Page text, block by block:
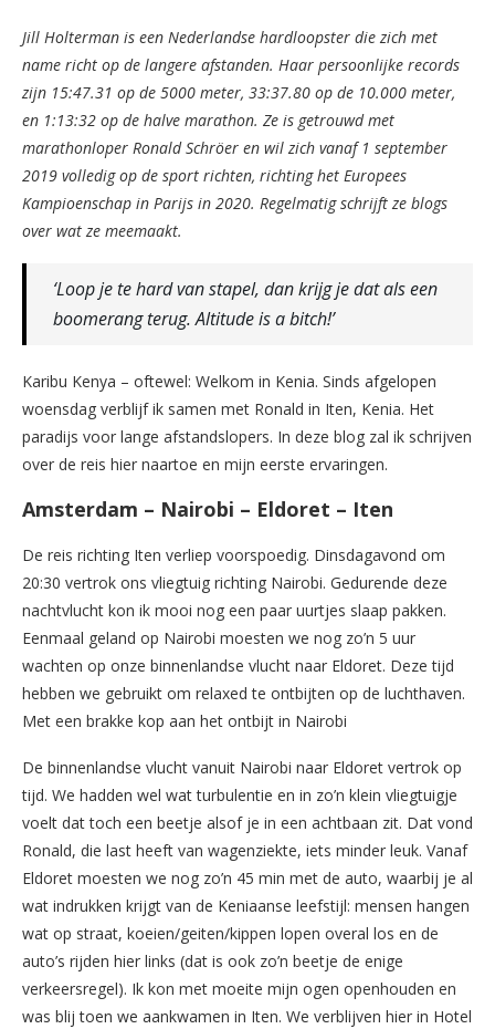
Jill Holterman is een Nederlandse hardloopster die zich met
name richt op de langere afstanden. Haar persoonlijke records
zijn 15:47.31 op de 5000 meter, 33:37.80 op de 10.000 meter,
en 1:13:32 op de halve marathon. Ze is getrouwd met
marathonloper Ronald Schröer en wil zich vanaf 1 september
2019 volledig op de sport richten, richting het Europees
Kampioenschap in Parijs in 2020. Regelmatig schrijft ze blogs
over wat ze meemaakt.
‘Loop je te hard van stapel, dan krijg je dat als een
boomerang terug. Altitude is a bitch!’
Karibu Kenya – oftewel: Welkom in Kenia. Sinds afgelopen
woensdag verblijf ik samen met Ronald in Iten, Kenia. Het
paradijs voor lange afstandslopers. In deze blog zal ik schrijven
over de reis hier naartoe en mijn eerste ervaringen.
Amsterdam – Nairobi – Eldoret – Iten
De reis richting Iten verliep voorspoedig. Dinsdagavond om
20:30 vertrok ons vliegtuig richting Nairobi. Gedurende deze
nachtvlucht kon ik mooi nog een paar uurtjes slaap pakken.
Eenmaal geland op Nairobi moesten we nog zo’n 5 uur
wachten op onze binnenlandse vlucht naar Eldoret. Deze tijd
hebben we gebruikt om relaxed te ontbijten op de luchthaven.
Met een brakke kop aan het ontbijt in Nairobi
De binnenlandse vlucht vanuit Nairobi naar Eldoret vertrok op
tijd. We hadden wel wat turbulentie en in zo’n klein vliegtuigje
voelt dat toch een beetje alsof je in een achtbaan zit. Dat vond
Ronald, die last heeft van wagenziekte, iets minder leuk. Vanaf
Eldoret moesten we nog zo’n 45 min met de auto, waarbij je al
wat indrukken krijgt van de Keniaanse leefstijl: mensen hangen
wat op straat, koeien/geiten/kippen lopen overal los en de
auto’s rijden hier links (dat is ook zo’n beetje de enige
verkeersregel). Ik kon met moeite mijn ogen openhouden en
was blij toen we aankwamen in Iten. We verblijven hier in Hotel